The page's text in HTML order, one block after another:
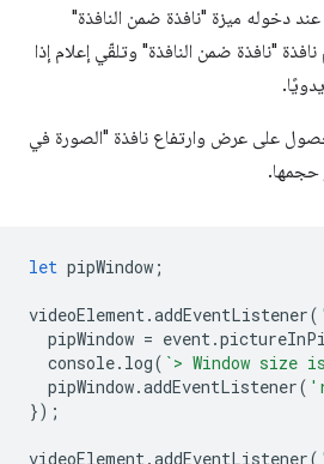
دخوله ميزة "نافذة ضمن النافذة"
"نافذة ضمن النافذة" وتلقّي إعلام إذا
على عرض وارتفاع نافذة "الصورة في
حجمها.
let pipWindow ;
videoElement.addEventListener(
pipWindow = event.
console. log( `> Window size is
pipWindow.addEventListener(
});
videoElement.addEventListener(